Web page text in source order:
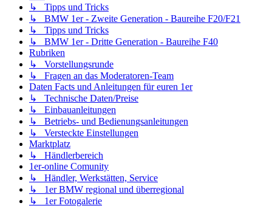
↳ Tipps und Tricks
↳ BMW 1er - Zweite Generation - Baureihe F20/F21
↳ Tipps und Tricks
↳ BMW 1er - Dritte Generation - Baureihe F40
Rubriken
↳ Vorstellungsrunde
↳ Fragen an das Moderatoren-Team
Daten Facts und Anleitungen für euren 1er
↳ Technische Daten/Preise
↳ Einbauanleitungen
↳ Betriebs- und Bedienungsanleitungen
↳ Versteckte Einstellungen
Marktplatz
↳ Händlerbereich
1er-online Comunity
↳ Händler, Werkstätten, Service
↳ 1er BMW regional und überregional
↳ 1er Fotogalerie